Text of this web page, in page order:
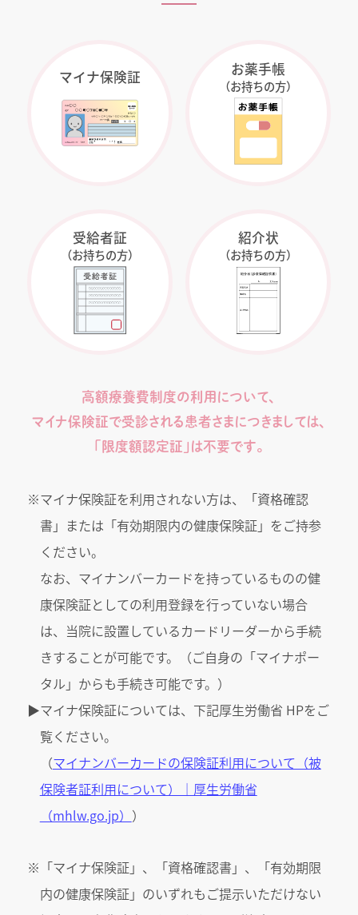
マイナ保険証 お薬手帳
（お持ちの方）
受給者証
（お持ちの方）
紹介状
（お持ちの方）
高額療養費制度の利用について、
マイナ保険証で受診される 患者さまにつきましては、
「限度額認定証」は不要です。
※マイナ保険証を利用されない方は、「資格確認
書」または「有効期限内の健康保険証」をご持参
ください。
なお、マイナンバーカードを持っているものの健
康保険証としての利用登録を行っていない場合
は、当院に設置しているカードリーダーから手続
きすることが可能です。（ご自身の「マイナポー
タル」からも手続き可能です。）
▶︎マイナ保険証については、下記厚生労働省 HPをご
覧ください。
（マイナンバーカードの保険証利用について（被
保険者証利用について）｜厚生労働省
（mhlw.go.jp） ）
※「マイナ保険証」、「資格確認書」、「有効期限
内の健康保険証」のいずれもご提示いただけない